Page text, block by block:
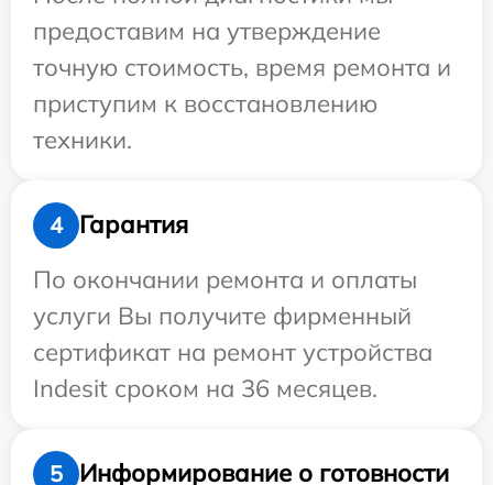
предоставим на утверждение
точную стоимость, время ремонта и
приступим к восстановлению
техники.
4
Гарантия
По окончании ремонта и оплаты
услуги Вы получите фирменный
сертификат на ремонт устройства
Indesit сроком на 36 месяцев.
5
Информирование о готовности